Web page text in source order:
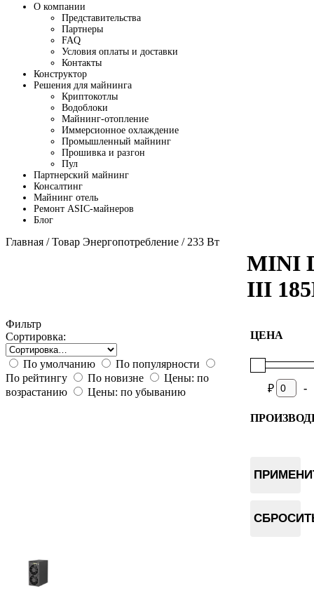
О компании
Представительства
Партнеры
FAQ
Условия оплаты и доставки
Контакты
Конструктор
Решения для майнинга
Криптокотлы
Водоблоки
Майнинг-отопление
Иммерсионное охлаждение
Промышленный майнинг
Прошивка и разгон
Пул
Партнерский майнинг
Консалтинг
Майнинг отель
Ремонт ASIC-майнеров
Блог
Главная / Товар Энергопотребление / 233 Вт
MINI
III
Фильтр
Сортировка:
По умолчанию
По популярности
По рейтингу
По новизне
Цены: по
возрастанию
Цены: по убыванию
ЦЕНА
₽ -